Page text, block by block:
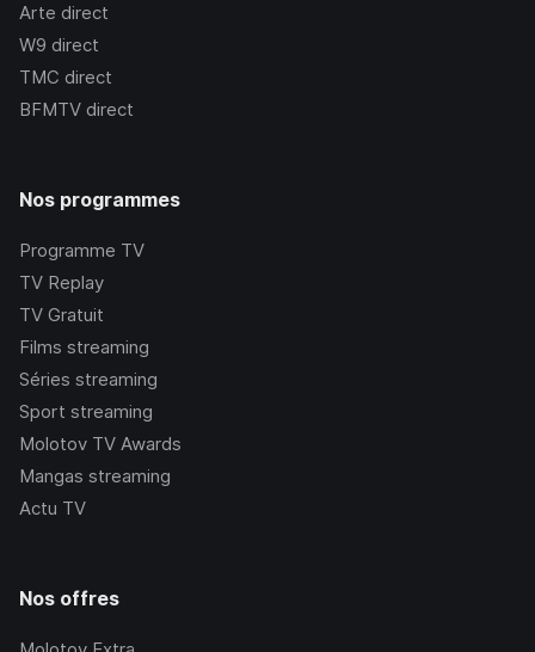
Arte direct
W9 direct
TMC direct
BFMTV direct
Nos programmes
Programme TV
TV Replay
TV Gratuit
Films streaming
Séries streaming
Sport streaming
Molotov TV Awards
Mangas streaming
Actu TV
Nos offres